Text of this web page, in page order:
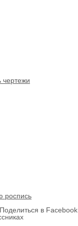
чертежи
роспись
Поделиться в Facebook